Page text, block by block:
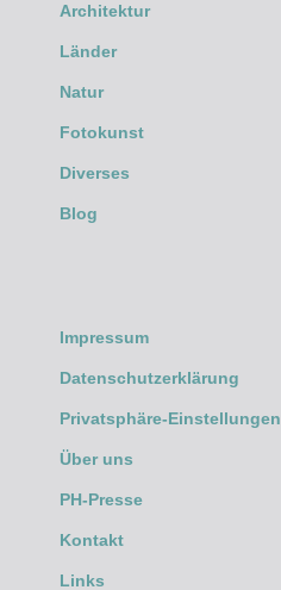
Architektur
Länder
Natur
Fotokunst
Diverses
Blog
Impressum
Datenschutzerklärung
Privatsphäre-Einstellungen
Über uns
PH-Presse
Kontakt
Links